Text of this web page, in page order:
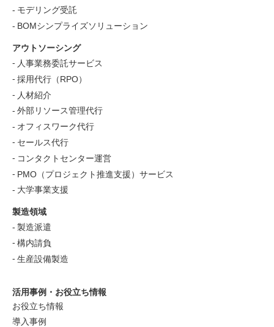
モデリング受託
BOMシンプライズソリューション
アウトソーシング
人事業務委託サービス
採用代行（RPO）
人材紹介
外部リソース管理代行
オフィスワーク代行
セールス代行
コンタクトセンター運営
PMO（プロジェクト推進支援）サービス
大学事業支援
製造領域
製造派遣
構内請負
生産設備製造
活用事例・お役立ち情報
お役立ち情報
導入事例